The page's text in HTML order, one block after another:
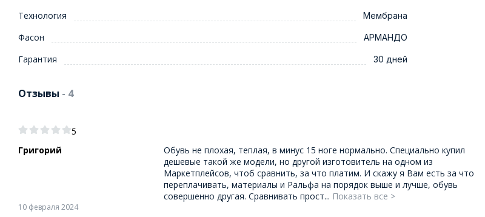
Технология Мембрана
Фасон АРМАНДО
Гарантия 30 дней
Отзывы - 4
5
Григорий
10 февраля 2024
Обувь не плохая, теплая, в минус 15 ноге нормально. Специально купил
дешевые такой же модели, но другой изготовитель на одном из
Маркетплейсов, чтоб сравнить, за что платим. И скажу я Вам есть за что
переплачивать, материалы и Ральфа на порядок выше и лучше, обувь
совершенно другая. Сравнивать прост... Показать все >